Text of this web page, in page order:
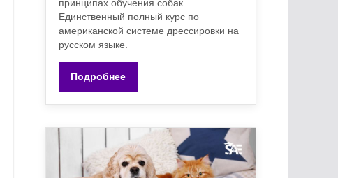
принципах обучения собак.
Единственный полный курс по
американской системе дрессировки на
русском языке.
Подробнее